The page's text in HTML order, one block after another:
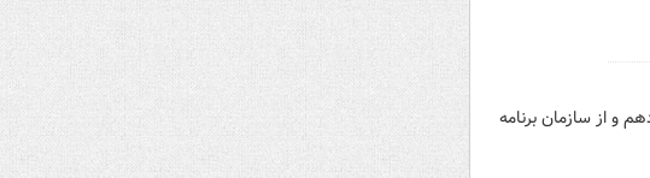
و از سازمان برنامه